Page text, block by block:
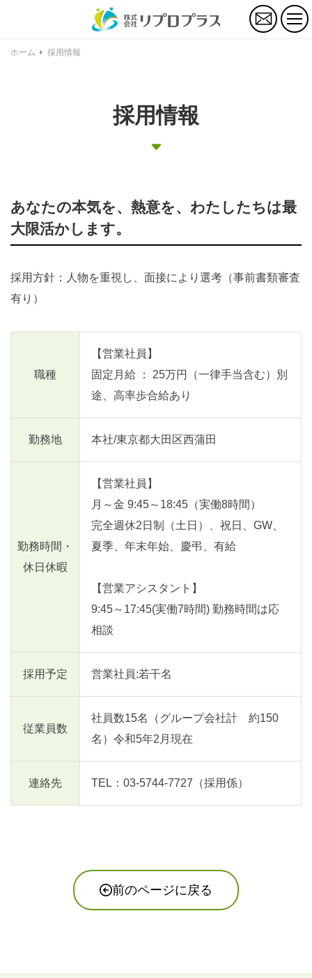
お
問
ホーム 採用情報
採用情報
あなたの本気を、熱意を、わたしたちは最
大限活かします。
採用方針：人物を重視し、面接により選考（事前書類審査
有り）
職種
【営業社員】
固定月給 ： 25万円（一律手当含む）別
途、高率歩合給あり
勤務地 本社/東京都大田区西蒲田
勤務時間・
休日休暇
【営業社員】
月～金 9:45～18:45（実働8時間）
完全週休2日制（土日）、祝日、GW、
夏季、年末年始、慶弔、有給
【営業アシスタント】
9:45～17:45(実働7時間) 勤務時間は応
相談
採用予定 営業社員:若干名
従業員数
社員数15名（グループ会社計 約150
名）令和5年2月現在
連絡先 TEL：03-5744-7727（採用係）
前のページに戻る